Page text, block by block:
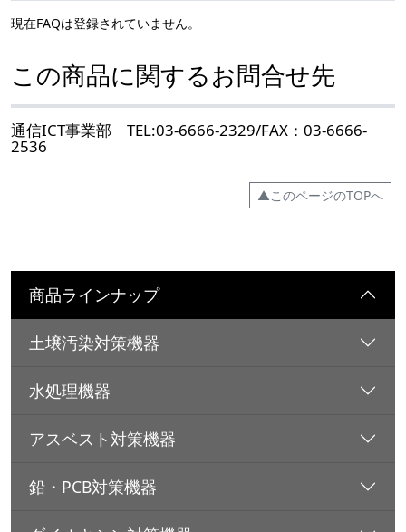
現在FAQは登録されていません。
この商品に関するお問合せ先
通信ICT事業部 TEL:03-6666-2329/FAX：03-6666-
2536
▲このページのTOPへ
商品ラインナップ
土壌汚染対策機器
水処理機器
アスベスト対策機器
鉛・PCB対策機器